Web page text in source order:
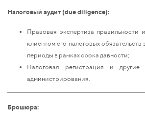
Налоговый аудит (due diligence):
Правовая экспертиза правильности
клиентом его налоговых
периоды в рамках срока давности;
Налоговая регистрация и другие
администрирования.
Брошюра: